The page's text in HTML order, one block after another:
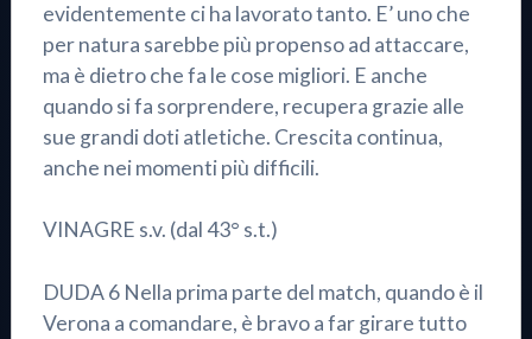
evidentemente ci ha lavorato tanto. E’ uno che
per natura sarebbe più propenso ad attaccare,
ma è dietro che fa le cose migliori. E anche
quando si fa sorprendere, recupera grazie alle
sue grandi doti atletiche. Crescita continua,
anche nei momenti più difficili.
VINAGRE s.v. (dal 43° s.t.)
DUDA 6 Nella prima parte del match, quando è il
Verona a comandare, è bravo a far girare tutto